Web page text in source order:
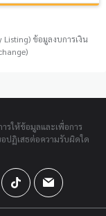
ข้อมูลงบการเงิน
รให้ข้อมูลและเพื่อการ
ปฏิเสธต่อความรับผิดใด